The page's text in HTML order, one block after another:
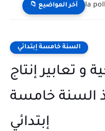
📁 آخر المواضيع
السنة خامسة إبتدائي
و تعابير إنتاج
السنة خامسة
إبتدائي